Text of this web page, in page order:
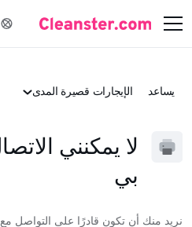
يساعد الإيجارات قصيرة المدى
بي
نريد منك أن تكون قادرًا على التواصل مع Pro الخاص بك.